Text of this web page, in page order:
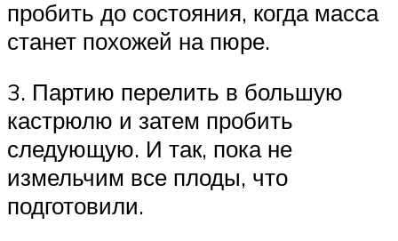
пробить до состояния, когда масса
станет похожей на пюре.
3. Партию перелить в большую
кастрюлю и затем пробить
следующую. И так, пока не
измельчим все плоды, что
подготовили.